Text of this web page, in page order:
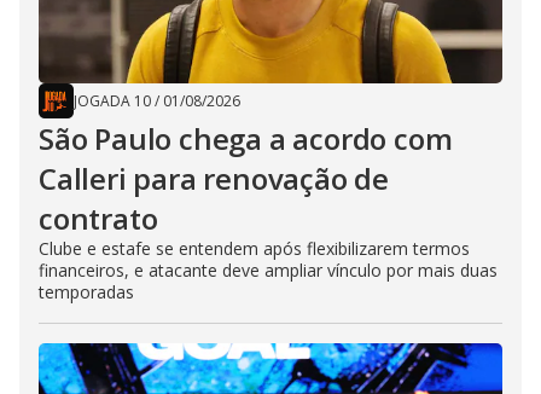
JOGADA 10/ 01/08/2026
São Paulo chega a acordo com
Calleri para renovação de
contrato
Clube e estafe se entendem após flexibilizarem termos
financeiros, e atacante deve ampliar vínculo por mais duas
temporadas